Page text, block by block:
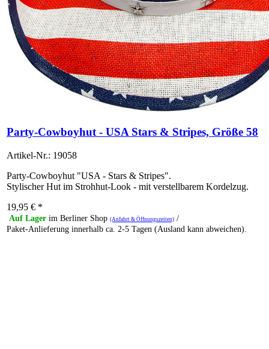
Party-Cowboyhut - USA Stars & Stripes, Größe 58
Artikel-Nr.: 19058
Party-Cowboyhut "USA - Stars & Stripes".
Stylischer Hut im Strohhut-Look - mit verstellbarem Kordelzug.
19,95 € *
Auf Lager im Berliner Shop (Anfahrt & Öffnungszeiten) /
Paket-Anlieferung innerhalb ca. 2-5 Tagen (Ausland kann abweichen).